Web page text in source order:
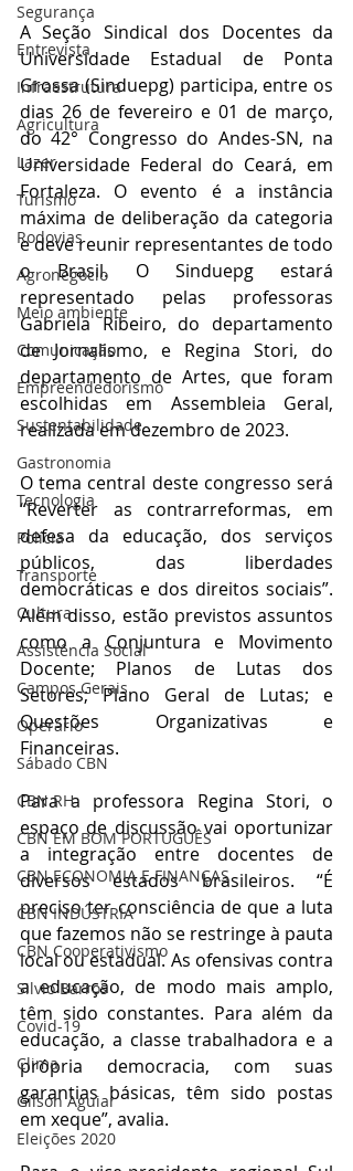
Segurança
Entrevista
Infraestrutura
Agricultura
Lazer
Turismo
Rodovias
Agronegócio
Meio ambiente
Comunicação
Empreendedorismo
Sustentabilidade
Gastronomia
Tecnologia
Polícia
Transporte
Cultura
Assistência Social
Campos Gerais
Operário
Sábado CBN
CBN RH
CBN EM BOM PORTUGUÊS
CBN ECONOMIA E FINANÇAS
CBN INDÚSTRIA
CBN Cooperativismo
Silvio Barros
Covid-19
Clima
Gilson Aguiar
Eleições 2020
A Seção Sindical dos Docentes da
Universidade Estadual de Ponta
Grossa (Sinduepg) participa, entre os
dias 26 de fevereiro e 01 de março,
do 42° Congresso do Andes-SN, na
Universidade Federal do Ceará, em
Fortaleza. O evento é a instância
máxima de deliberação da categoria
e deve reunir representantes de todo
o Brasil. O Sinduepg estará
representado pelas professoras
Gabriela Ribeiro, do departamento
de Jornalismo, e Regina Stori, do
departamento de Artes, que foram
escolhidas em Assembleia Geral,
realizada em dezembro de 2023.
O tema central deste congresso será
“Reverter as contrarreformas, em
defesa da educação, dos serviços
públicos, das liberdades
democráticas e dos direitos sociais”.
Além disso, estão previstos assuntos
como a Conjuntura e Movimento
Docente; Planos de Lutas dos
Setores; Plano Geral de Lutas; e
Questões Organizativas e
Financeiras.
Para a professora Regina Stori, o
espaço de discussão vai oportunizar
a integração entre docentes de
diversos estados brasileiros. “É
preciso ter consciência de que a luta
que fazemos não se restringe à pauta
local ou estadual. As ofensivas contra
a educação, de modo mais amplo,
têm sido constantes. Para além da
educação, a classe trabalhadora e a
própria democracia, com suas
garantias básicas, têm sido postas
em xeque”, avalia.